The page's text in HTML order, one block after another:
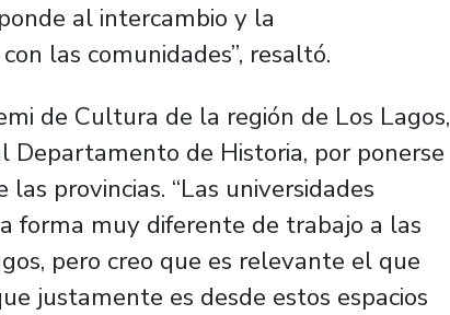
al intercambio y la
las comunidades”, resaltó.
de Cultura de la región de Los Lagos,
de Historia, por ponerse
provincias. “Las universidades
forma muy diferente de trabajo a las
pero creo que es relevante el que
justamente es desde estos espacios